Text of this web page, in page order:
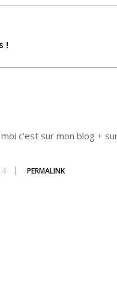
!
c’est sur mon blog +
PERMALINK